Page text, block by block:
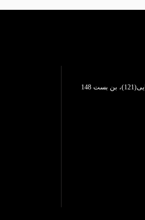
تهرانپارس، خیابان محمد رضایی(121)، بن بست 148